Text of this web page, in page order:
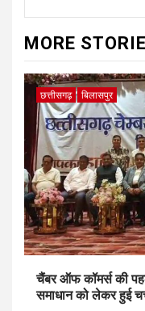
MORE
छत्तीसगढ़ बिलासपुर
चैंबर ऑफ कॉमर्स की
समाधान को लेकर हुई